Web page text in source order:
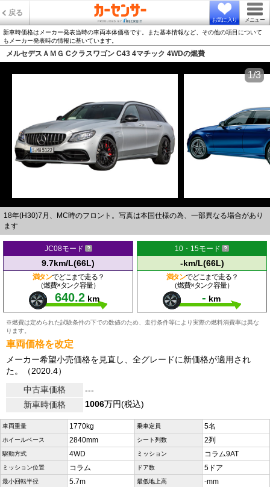
戻る
お気に入り メニュー
新車時価格はメーカー発表当時の車両本体価格です。また基本情報など、その他の項目について
もメーカー発表時の情報に基いています。
メルセデスＡＭＧ Cクラスワゴン C43 4マチック 4WDの燃費
18年(H30)7月、MC時のフロント。写真は本国仕様の為、一部異なる場合があり
ます
1/3
JC08モード
9.7km/L(66L)
満タンでどこまで走る？
（燃費×タンク容量）
640.2 km
10・15モード
-km/L(66L)
満タンでどこまで走る？
（燃費×タンク容量）
- km
※燃費は定められた試験条件の下での数値のため、走行条件等により実際の燃料消費率は異な
ります。
車両価格を改定
メーカー希望小売価格を見直し、全グレードに新価格が適用され
た。（2020.4）
中古車価格
---
新車時価格
1006万円(税込)
車両重量 1770kg 乗車定員 5名
ホイールベース 2840mm シート列数 2列
駆動方式 4WD ミッション コラム9AT
ミッション位置 コラム ドア数 5ドア
最小回転半径 5.7m 最低地上高 -mm